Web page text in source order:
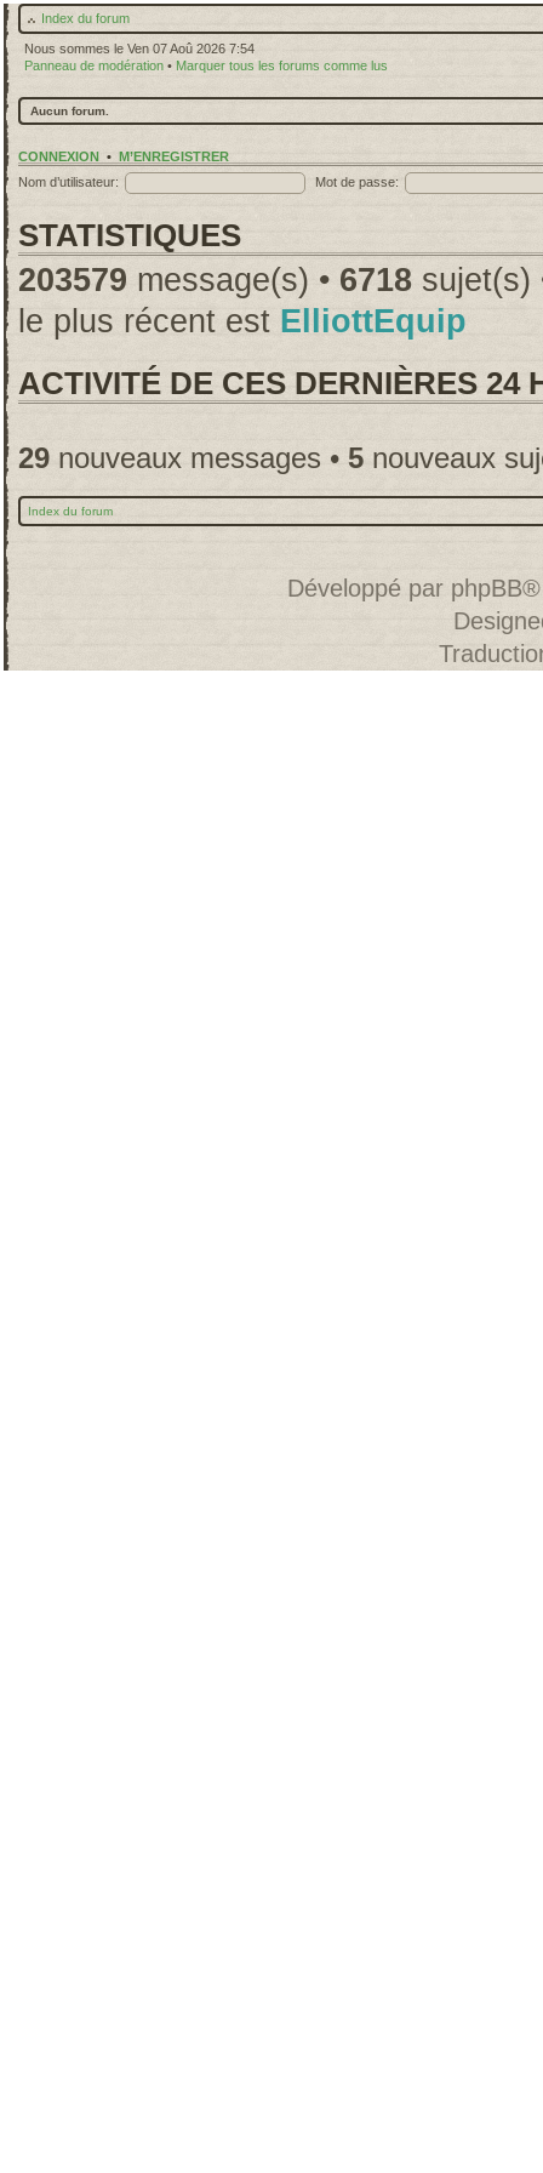
Index du forum
Nous sommes le Ven 07 Aoû 2026 7:54
Panneau de modération • Marquer tous les forums comme lus
Aucun forum.
CONNEXION • M’ENREGISTRER
Nom d’utilisateur:
Mot de passe:
STATISTIQUES
203579 message(s) • 6718 sujet(s)
le plus récent est ElliottEquip
ACTIVITÉ DE CES DERNIÈRES 24
29 nouveaux messages • 5 nouveaux
Index du forum
Développé par phpBB®